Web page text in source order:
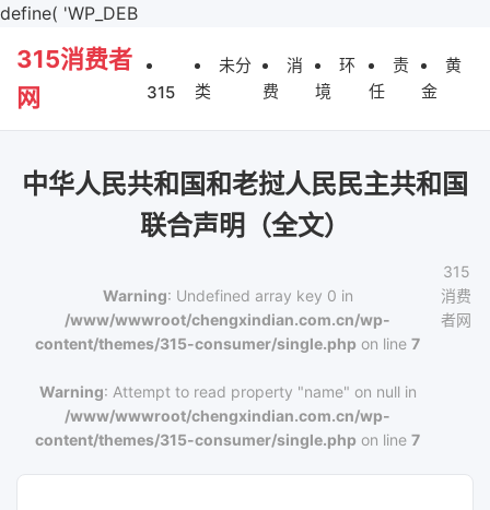
define( 'WP_DEB
315消费者
网
315
未分
类
消
费
环
境
责
任
黄
金
中华人民共和国和老挝人民民主共和国
联合声明（全文）
Warning: Undefined array key 0 in
/www/wwwroot/chengxindian.com.cn/wp-
content/themes/315-consumer/single.php on line7
Warning: Attempt to read property "name" on null in
/www/wwwroot/chengxindian.com.cn/wp-
content/themes/315-consumer/single.php on line7
315
消费
者网